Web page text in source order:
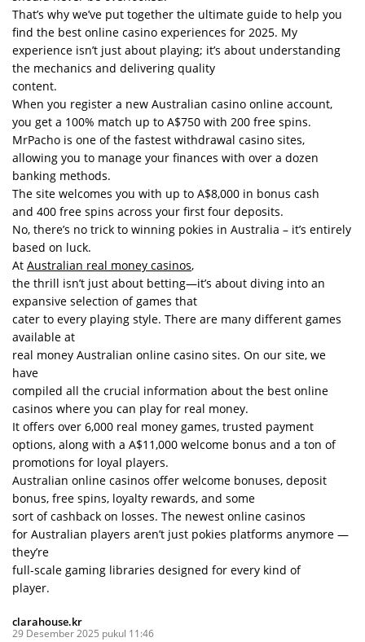
That’s why we’ve put together the ultimate guide to help you
find the best online casino experiences for 2025. My
experience isn’t just about playing; it’s about understanding
the mechanics and delivering quality
content.
When you register a new Australian casino online account,
you get a 100% match up to A$750 with 200 free spins.
MrPacho is one of the fastest withdrawal casino sites,
allowing you to manage your finances with over a dozen
banking methods.
The site welcomes you with up to A$8,000 in bonus cash
and 400 free spins across your first four deposits.
No, there’s no trick to winning pokies in Australia – it’s entirely
based on luck.
At Australian real money casinos,
the thrill isn’t just about betting—it’s about diving into an
expansive selection of games that
cater to every playing style. There are many different games
available at
real money Australian online casino sites. On our site, we
have
compiled all the crucial information about the best online
casinos where you can play for real money.
It offers over 6,000 real money games, trusted payment
options, along with a A$11,000 welcome bonus and a ton of
promotions for loyal players.
Australian online casinos offer welcome bonuses, deposit
bonus, free spins, loyalty rewards, and some
sort of cashback on losses. The newest online casinos
for Australian players aren’t just pokies platforms anymore —
they’re
full-scale gaming libraries designed for every kind of
player.
clarahouse.kr
29 Desember 2025 pukul 11:46